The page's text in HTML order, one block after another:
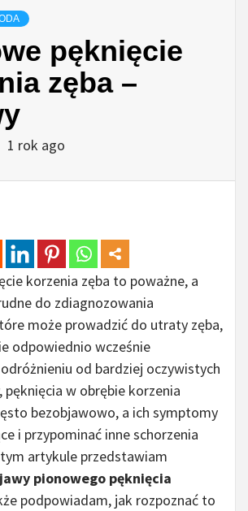
pęknięcie
zęba –
1 rok ago
korzenia zęba to poważne, a
do zdiagnozowania
może prowadzić do utraty zęba,
odpowiednio wcześnie
od bardziej oczywistych
pęknięcia w obrębie korzenia
bezobjawowo, a ich symptomy
i przypominać inne schorzenia
artykule przedstawiam
pionowego pęknięcia
podpowiadam, jak rozpoznać to